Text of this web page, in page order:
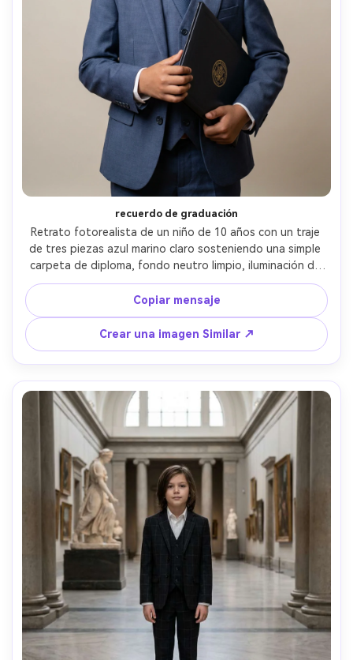
recuerdo de graduación
Retrato fotorealista de un niño de 10 años con un traje
de tres piezas azul marino claro sosteniendo una simple
carpeta de diploma, fondo neutro limpio, iluminación de
estudio suave, tomado en Nikon Z7 II, 85mm f/1.8, marco
medio cuerpo, sonrisa confiada, enfoque nítido, piel
realista y textura del traje, aspecto atemporal de un hito
escolar- -ar 4:5
Copiar mensaje
Crear una imagen Similar ↗